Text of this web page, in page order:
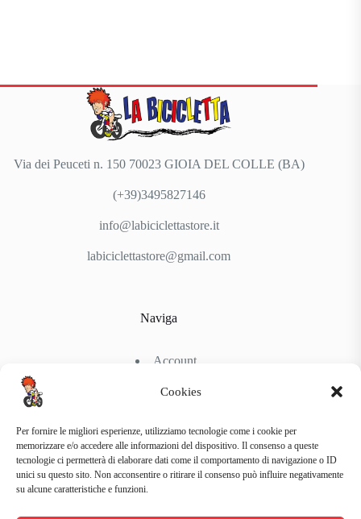
Cookies
Per fornire le migliori esperienze, utilizziamo tecnologie come i cookie per
memorizzare e/o accedere alle informazioni del dispositivo. Il consenso a queste
tecnologie ci permetterà di elaborare dati come il comportamento di navigazione o ID
unici su questo sito. Non acconsentire o ritirare il consenso può influire negativamente
su alcune caratteristiche e funzioni.
Via dei Peuceti n. 150 70023 GIOIA DEL COLLE (BA)
(+39)3495827146
info@labiciclettastore.it
labiciclettastore@gmail.com
Naviga
Account
Chi Siamo
Link Utili